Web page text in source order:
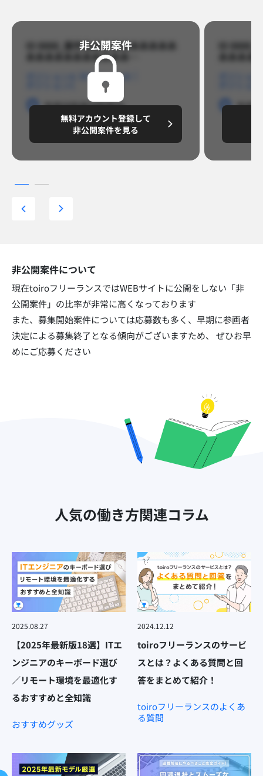
ID 8888_案件名あああああああああ
あああああああああああ…​
ポジションB
勤務地勤務地勤務地
～8,888,8888円/月
非公開案件​
無料アカウント登録して
非公開案件を見る
ID
勤務地
非公開案件について
現在toiroフリーランスではWEBサイトに公開をしない「非
公開案件」の比率が非常に高くなっております​
また、募集開始案件については応募数も多く、早期に参画者
決定による募集終了となる傾向がございますため、 ぜひお早
めにご応募ください
人気の働き方関連コラム
2025.08.27
【2025年最新版18選】ITエ
ンジニアのキーボード選び
／リモート環境を最適化す
るおすすめと全知識
おすすめグッズ
2024.12.12
toiroフリーランスのサービ
スとは？よくある質問と回
答をまとめて紹介！
toiroフリーランスのよくあ
る質問